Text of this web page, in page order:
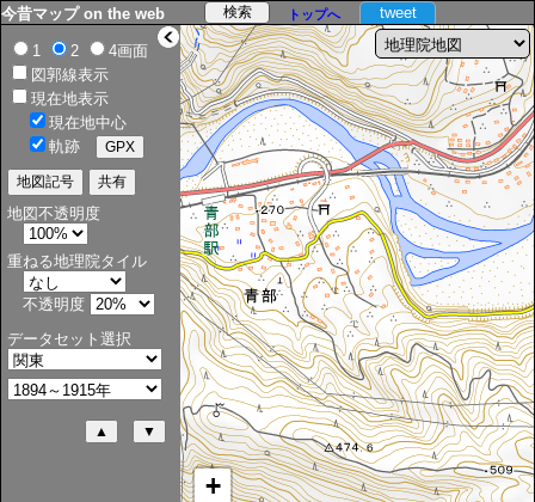
> tweet
今昔マップ on the web トップへ
+
1 2
4画面
図郭線表示
現在地表示
現在地中心
軌跡
地図不透明度
重ねる地理院タイル
不透明度
データセット選択